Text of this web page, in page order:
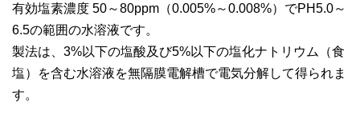
有効塩素濃度 50～80ppm（0.005%～0.008%）でPH5.0～
6.5の範囲の水溶液です。
製法は、3%以下の塩酸及び5%以下の塩化ナトリウム（食
塩）を含む水溶液を無隔膜電解槽で電気分解して得られま
す。